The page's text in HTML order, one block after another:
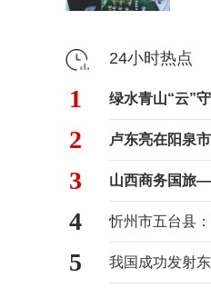
24小时热点
1
2 卢东亮在阳泉
3
4
5 我国成功发射